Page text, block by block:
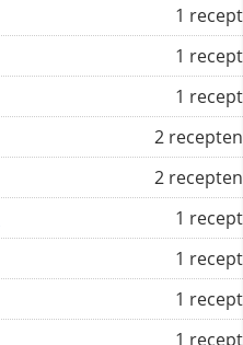
1 recept
1 recept
1 recept
2 recepten
2 recepten
1 recept
1 recept
1 recept
1 recept